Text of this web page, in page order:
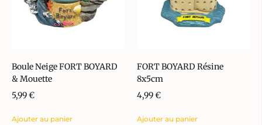
Boule Neige FORT BOYARD
& Mouette
5,99€
Ajouter au panier
FORT BOYARD Résine
8x5cm
4,99€
Ajouter au panier